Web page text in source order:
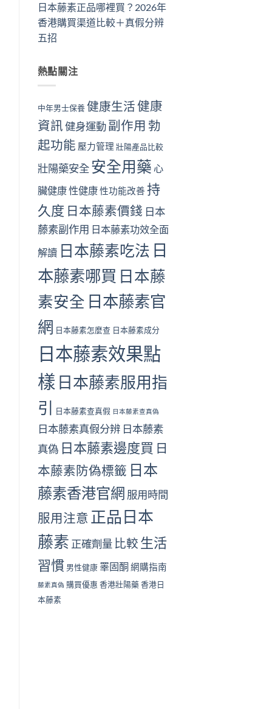
日本藤素正品哪裡買？2026年
香港購買渠道比較＋真假分辨
五招
熱點關注
中年男士保養 健康生活健康
資訊健身運動 副作用 勃
起功能 壓力管理 壯陽產品比較
壯陽藥安全 安全用藥 心
臟健康性健康性功能改善 持
久度 日本藤素價錢 日本
藤素副作用 日本藤素功效全面
解讀 日本藤素吃法 日
本藤素哪買 日本藤
素安全 日本藤素官
網 日本藤素怎麼查 日本藤素成分
日本藤素效果點
樣 日本藤素服用指
引
日本藤素查真假 日本藤素查真偽
日本藤素真假分辨 日本藤素
真偽 日本藤素邊度買 日
本藤素防偽標籤 日本
藤素香港官網 服用時間
服用注意 正品日本
藤素 正確劑量 比較 生活
習慣 男性健康 睪固酮網購指南
藤素真偽 購買優惠 香港壯陽藥 香港日
本藤素